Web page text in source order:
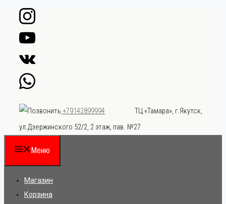
Перейти
содержимому
+79142899994
ТЦ «Тамара», г.Якутск,
ул.Дзержинского 52/2, 2 этаж, пав. №27
Меню
Магазин
Корзина